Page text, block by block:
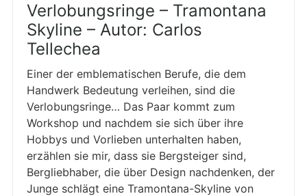
Verlobungsringe – Tramontana
Skyline – Autor: Carlos
Tellechea
Einer der emblematischen Berufe, die dem
Handwerk Bedeutung verleihen, sind die
Verlobungsringe… Das Paar kommt zum
Workshop und nachdem sie sich über ihre
Hobbys und Vorlieben unterhalten haben,
erzählen sie mir, dass sie Bergsteiger sind,
Bergliebhaber, die über Design nachdenken, der
Junge schlägt eine Tramontana-Skyline von